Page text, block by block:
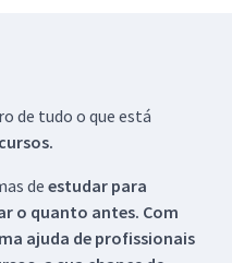
de tudo o que está
de estudar para
o quanto antes. Com
ajuda de profissionais